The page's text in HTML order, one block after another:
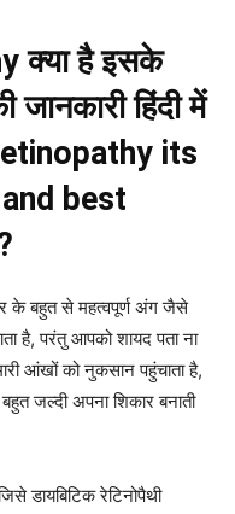
क्या है इसके
हिंदी में
its
best
के बहुत से महत्वपूर्ण अंग जैसे
है, परंतु आपको शायद पता ना
आंखों को नुकसान पहुंचाता है,
जल्दी अपना शिकार बनाती
डायबिटिक रेटिनोपैथी